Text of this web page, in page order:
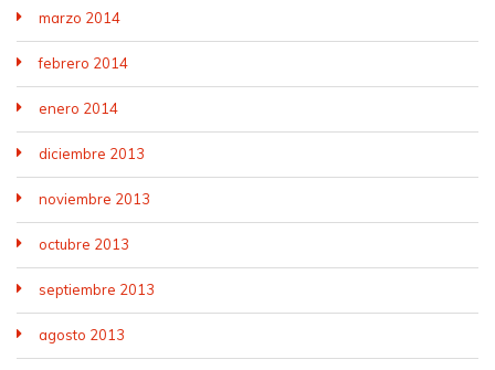
marzo 2014
febrero 2014
enero 2014
diciembre 2013
noviembre 2013
octubre 2013
septiembre 2013
agosto 2013